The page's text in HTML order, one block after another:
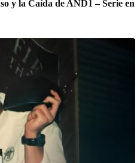
y la Caída de AND1 – Serie en